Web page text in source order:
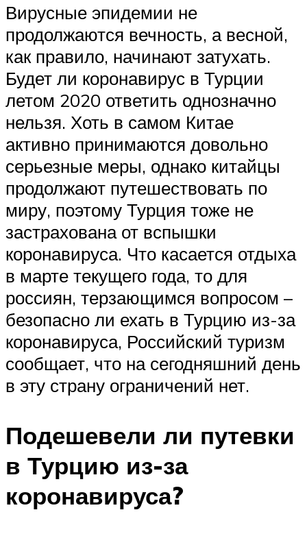
Вирусные эпидемии не
продолжаются вечность, а весной,
как правило, начинают затухать.
Будет ли коронавирус в Турции
летом 2020 ответить однозначно
нельзя. Хоть в самом Китае
активно принимаются довольно
серьезные меры, однако китайцы
продолжают путешествовать по
миру, поэтому Турция тоже не
застрахована от вспышки
коронавируса. Что касается отдыха
в марте текущего года, то для
россиян, терзающимся вопросом –
безопасно ли ехать в Турцию из-за
коронавируса, Российский туризм
сообщает, что на сегодняшний день
в эту страну ограничений нет.
Подешевели ли путевки
в Турцию из-за
коронавируса?